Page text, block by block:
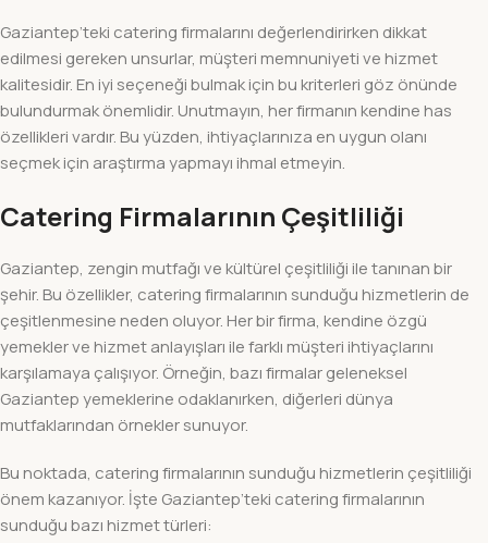
Gaziantep’teki catering firmalarını değerlendirirken dikkat
edilmesi gereken unsurlar, müşteri memnuniyeti ve hizmet
kalitesidir. En iyi seçeneği bulmak için bu kriterleri göz önünde
bulundurmak önemlidir. Unutmayın, her firmanın kendine has
özellikleri vardır. Bu yüzden, ihtiyaçlarınıza en uygun olanı
seçmek için araştırma yapmayı ihmal etmeyin.
Catering Firmalarının Çeşitliliği
Gaziantep, zengin mutfağı ve kültürel çeşitliliği ile tanınan bir
şehir. Bu özellikler, catering firmalarının sunduğu hizmetlerin de
çeşitlenmesine neden oluyor. Her bir firma, kendine özgü
yemekler ve hizmet anlayışları ile farklı müşteri ihtiyaçlarını
karşılamaya çalışıyor. Örneğin, bazı firmalar geleneksel
Gaziantep yemeklerine odaklanırken, diğerleri dünya
mutfaklarından örnekler sunuyor.
Bu noktada, catering firmalarının sunduğu hizmetlerin çeşitliliği
önem kazanıyor. İşte Gaziantep’teki catering firmalarının
sunduğu bazı hizmet türleri: